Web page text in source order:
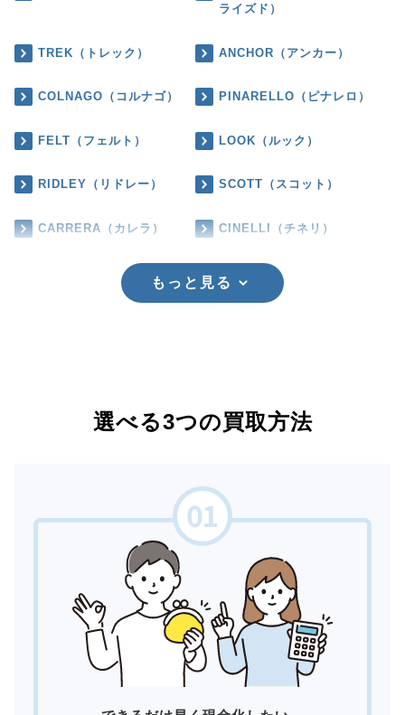
ライズド）
TREK（トレック） ANCHOR（アンカー）
COLNAGO（コルナゴ） PINARELLO（ピナレロ）
FELT（フェルト） LOOK（ルック）
RIDLEY（リドレー） SCOTT（スコット）
CARRERA（カレラ） CINELLI（チネリ）
もっと見る
選べる3つの買取方法